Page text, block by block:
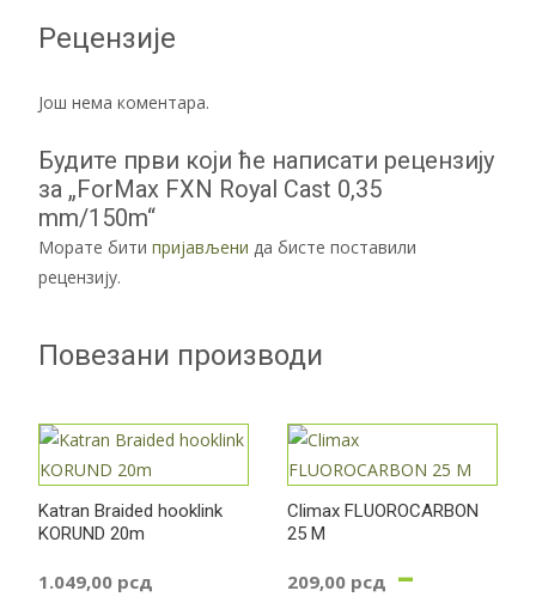
Рецензије
Још нема коментара.
Будите први који ће написати рецензију
за „ForMax FXN Royal Cast 0,35
mm/150m“
Морате бити пријављени да бисте поставили
рецензију.
Повезани производи
Katran Braided hooklink
KORUND 20m
1.049,00 рсд
Climax FLUOROCARBON
25 M
209,00 рсд –